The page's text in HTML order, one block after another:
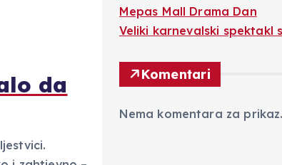
da
Mepas Mall Drama Dan
Veliki karnevalski spektakl
Komentari
Nema komentara za prikaz.